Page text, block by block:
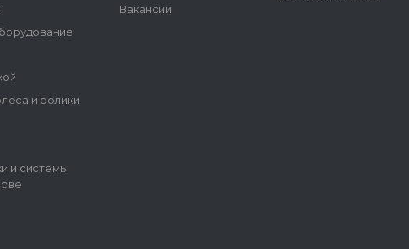
и ролики
и системы
Вакансии